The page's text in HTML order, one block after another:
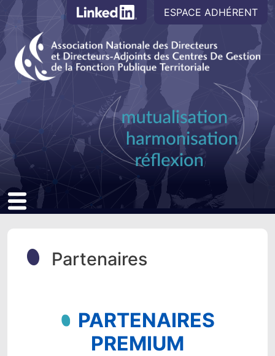
Aller au contenu principal
Accès extranet ESPACE ADHÉRENT
Partenaires
PARTENAIRES
PREMIUM